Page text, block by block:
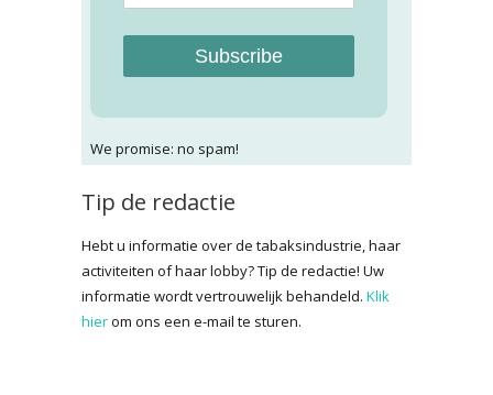
Subscribe
We promise: no spam!
Tip de redactie
Hebt u informatie over de tabaksindustrie, haar
activiteiten of haar lobby? Tip de redactie! Uw
informatie wordt vertrouwelijk behandeld. Klik
hierom ons een e-mail te sturen.